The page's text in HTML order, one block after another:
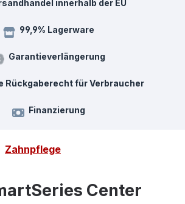
innerhalb der EU
99,9% Lagerware
Garantieverlängerung
Rückgaberecht für Verbraucher
Finanzierung
Zahnpflege
Center